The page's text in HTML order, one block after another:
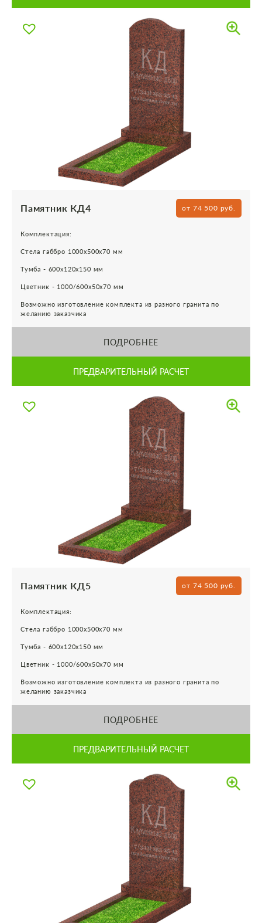
Памятник КД4 от 74 500 руб.
Комплектация:
Стела габбро 1000х500х70 мм
Тумба - 600х120х150 мм
Цветник - 1000/600х50х70 мм
Возможно изготовление комплекта из разного гранита по
желанию заказчика
ПОДРОБНЕЕ
ПРЕДВАРИТЕЛЬНЫЙ РАСЧЕТ
Памятник КД5 от 74 500 руб.
Комплектация:
Стела габбро 1000х500х70 мм
Тумба - 600х120х150 мм
Цветник - 1000/600х50х70 мм
Возможно изготовление комплекта из разного гранита по
желанию заказчика
ПОДРОБНЕЕ
ПРЕДВАРИТЕЛЬНЫЙ РАСЧЕТ